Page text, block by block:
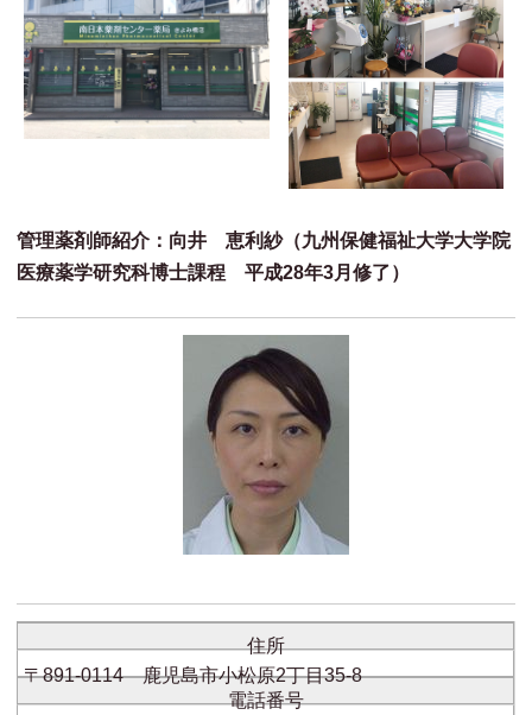
管理薬剤師紹介：向井 恵利紗（九州保健福祉大学大学院
医療薬学研究科博士課程 平成28年3月修了）
住所
〒891-0114 鹿児島市小松原2丁目35-8
電話番号